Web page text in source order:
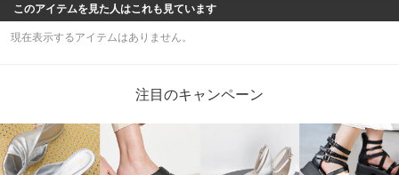
このアイテムを見た人はこれも見ています
現在表示するアイテムはありません。
注目のキャンペーン